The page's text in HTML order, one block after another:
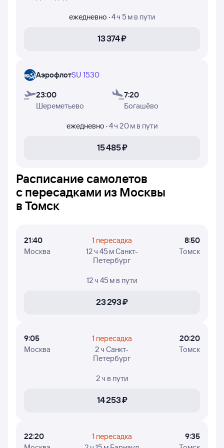
осуществляют полёты.
ежедневно ·4 ч 5 м в пути
13 ⁠374 ⁠₽
АэрофлотSU 1530
23:00
Шереметьево
7:20
Богашёво
ежедневно ·4 ч 20 м в пути
15 ⁠485 ⁠₽
Расписание самолетов
с пересадками из Москвы
в Томск
21:40
Москва
1 пересадка
12 ч 45 м Санкт-
Петербург
8:50
Томск
12 ч 45 м в пути
23 ⁠293 ⁠₽
9:05
Москва
1 пересадка
2 ч Санкт-
Петербург
20:20
Томск
2 ч в пути
14 ⁠253 ⁠₽
22:20
1 пересадка
9:35